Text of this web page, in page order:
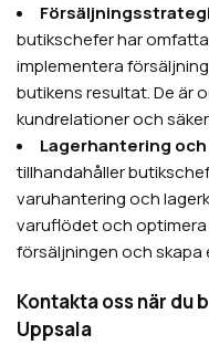
butikschefer har
implementera
butikens resultat. De är
kundrelationer och
Lagerhantering
tillhandahåller
varuhantering och
varuflödet och
försäljningen och skapa
Kontakta oss när du
Uppsala